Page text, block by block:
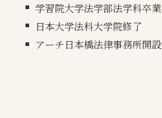
学習院大学法学部法学科卒業
日本大学法科大学院修了
アーチ日本橋法律事務所開設